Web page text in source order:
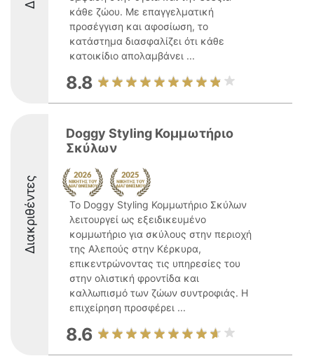
κάθε ζώου. Με επαγγελματική
προσέγγιση και αφοσίωση, το
κατάστημα διασφαλίζει ότι κάθε
κατοικίδιο απολαμβάνει ...
8.8
Διακριθέντες
Doggy Styling Κομμωτήριο
Σκύλων
Το Doggy Styling Κομμωτήριο Σκύλων
λειτουργεί ως εξειδικευμένο
κομμωτήριο για σκύλους στην περιοχή
της Αλεπούς στην Κέρκυρα,
επικεντρώνοντας τις υπηρεσίες του
στην ολιστική φροντίδα και
καλλωπισμό των ζώων συντροφιάς. Η
επιχείρηση προσφέρει ...
8.6